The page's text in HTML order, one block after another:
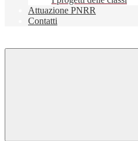
Attuazione PNRR
Contatti